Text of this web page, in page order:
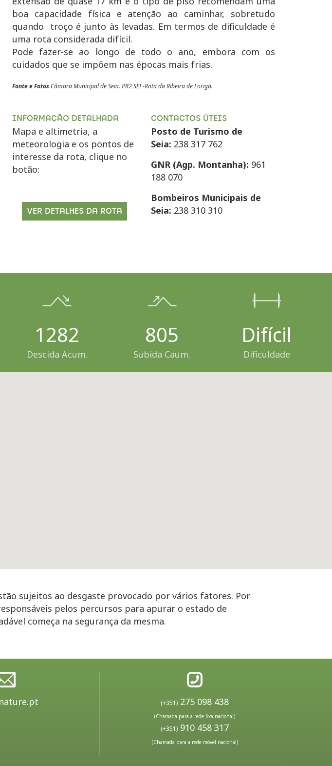
boa capacidade física e atenção ao caminhar, sobretudo
quando troço é junto às levadas. Em termos de dificuldade é
uma rota considerada difícil.
Pode fazer-se ao longo de todo o ano, embora com os
cuidados que se impõem nas épocas mais frias.
Fonte e Fotos Câmara Municipal de Seia. PR2 SEI -Rota da Ribeira de Loriga.
INFORMAÇÃO DETALHADA
Mapa e altimetria, a
meteorologia e os pontos de
interesse da rota, clique no
botão:
VER DETALHES DA ROTA
CONTACTOS ÚTEIS
Posto de Turismo de
Seia: 238 317 762
GNR (Agp. Montanha): 961
188 070
Bombeiros Municipais de
Seia: 238 310 310
1282
Descida Acum.
805
Subida Caum.
Difícil
Dificuldade
sujeitos ao desgaste provocado por vários fatores. Por
pelos percursos para apurar o estado de
começa na segurança da mesma.
(+351) 275 098 438
(Chamada para a rede fixa nacional)
(+351) 910 458 317
(Chamada para a rede móvel nacional)